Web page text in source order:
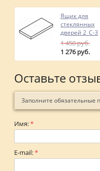
Ящик для
стеклянных
дверей 2_С-3
1 450руб.
1 276руб.
Оставьте
Заполните обязательные
Имя:*
E-mail:*